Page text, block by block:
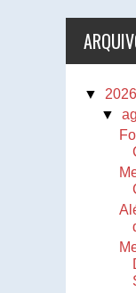
▼ 2026
▼